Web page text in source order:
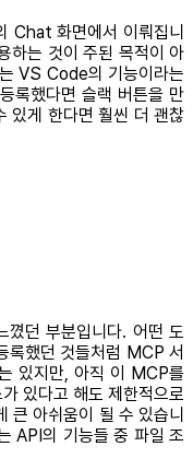
Chat 화면에서 이뤄집니
하는 것이 주된 목적이 아
VS Code의 기능이라는
록했다면 슬랙 버튼을 만
있게 한다면 훨씬 더 괜찮
꼈던 부분입니다. 어떤 도
록했던 것들처럼 MCP 서
있지만, 아직 이 MCP를
있다고 해도 제한적으로
큰 아쉬움이 될 수 있습니
API의 기능들 중 파일 조